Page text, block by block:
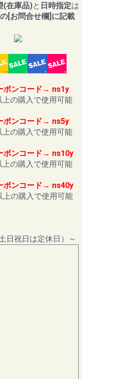
(在庫品)と 日時指定は
[お問合せ欄]に記載
ポンコード→ ns1y
上の購入で使用可能
ポンコード→ ns5y
上の購入で使用可能
ポンコード→ ns10y
上の購入で使用可能
ポンコード→ ns40y
上の購入で使用可能
日祝日は定休日）～